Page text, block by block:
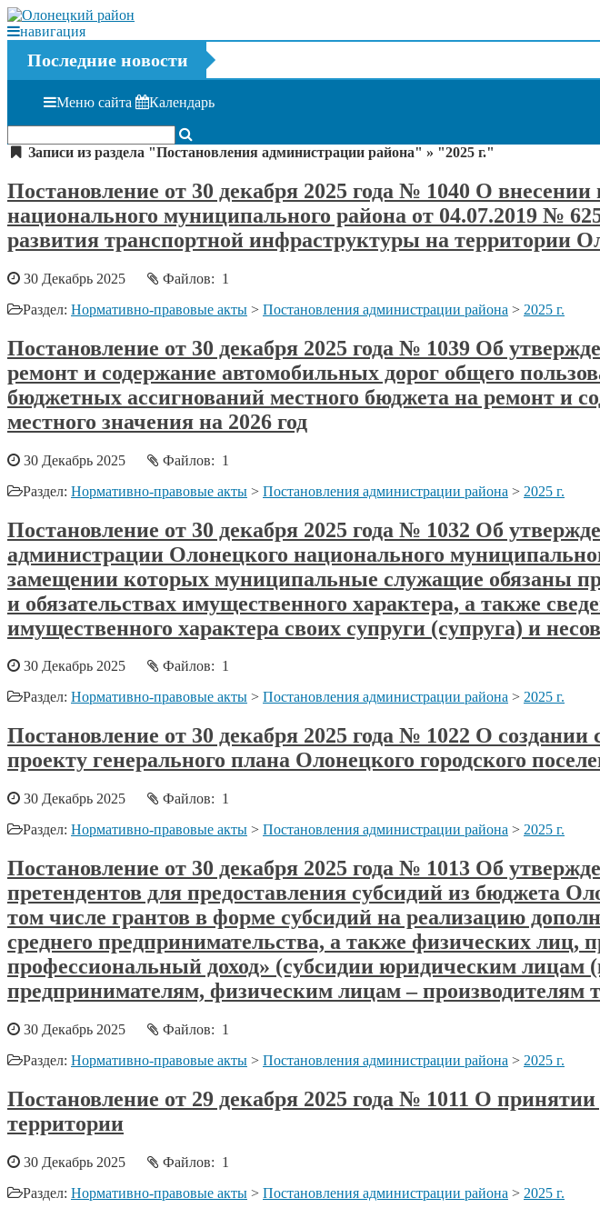
навигация
Последние новости
Меню сайта Календарь
Записи из раздела "Постановления администрации района" » "2025 г."
Постановление от 30 декабря 2025 года № 1040 О
национального муниципального района от 04.07.2019 №
развития транспортной инфраструктуры на территории
30 Декабрь 2025
Файлов: 1
Раздел: Нормативно-правовые акты > Постановления администрации района > 2025 г.
Постановление от 30 декабря 2025 года № 1039 Об
ремонт и содержание автомобильных дорог общего
бюджетных ассигнований местного бюджета на ремонт и
местного значения на 2026 год
30 Декабрь 2025
Файлов: 1
Раздел: Нормативно-правовые акты > Постановления администрации района > 2025 г.
Постановление от 30 декабря 2025 года № 1032 Об
администрации Олонецкого национального
замещении которых муниципальные служащие обязаны
и обязательствах имущественного характера, а также
имущественного характера своих супруги (супруга) и
30 Декабрь 2025
Файлов: 1
Раздел: Нормативно-правовые акты > Постановления администрации района > 2025 г.
Постановление от 30 декабря 2025 года № 1022 О
проекту генерального плана Олонецкого городского
30 Декабрь 2025
Файлов: 1
Раздел: Нормативно-правовые акты > Постановления администрации района > 2025 г.
Постановление от 30 декабря 2025 года № 1013 Об
претендентов для предоставления субсидий из бюджета
том числе грантов в форме субсидий на реализацию
среднего предпринимательства, а также физических
профессиональный доход» (субсидии юридическим
предпринимателям, физическим лицам – производителям
30 Декабрь 2025
Файлов: 1
Раздел: Нормативно-правовые акты > Постановления администрации района > 2025 г.
Постановление от 29 декабря 2025 года № 1011 О
территории
30 Декабрь 2025
Файлов: 1
Раздел: Нормативно-правовые акты > Постановления администрации района > 2025 г.